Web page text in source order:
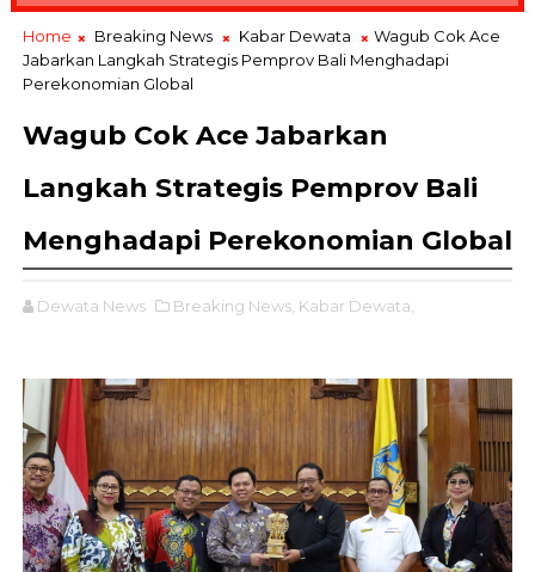
Home Breaking News Kabar Dewata
Wagub Cok Ace
Jabarkan Langkah Strategis Pemprov Bali Menghadapi
Perekonomian Global
Wagub Cok Ace Jabarkan
Langkah Strategis Pemprov Bali
Menghadapi Perekonomian Global
Dewata News Breaking News, Kabar Dewata,